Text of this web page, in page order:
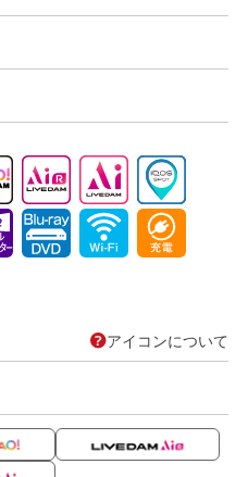
アイコンについて